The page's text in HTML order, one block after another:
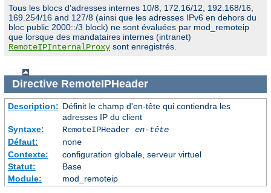
Tous les blocs d'adresses internes 10/8, 172.16/12, 192.168/16,
169.254/16 and 127/8 (ainsi que les adresses IPv6 en dehors du
bloc public 2000::/3 block) ne sont évaluées par mod_remoteip
que lorsque des mandataires internes (intranet)
RemoteIPInternalProxy sont enregistrés.
Directive RemoteIPHeader
Description: Définit le champ d'en-tête qui contiendra les
adresses IP du client
Syntaxe:
RemoteIPHeader en-tête
Défaut:
none
Contexte:
configuration globale, serveur virtuel
Statut:
Base
Module:
mod_remoteip